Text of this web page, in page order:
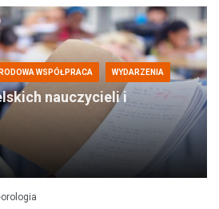
WSPÓŁPRACA WYDARZENIA
nauczycieli i